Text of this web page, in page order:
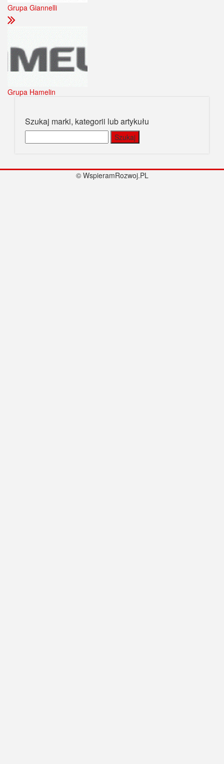
Grupa Giannelli
Grupa Hamelin
Szukaj marki, kategorii lub artykułu
© WspieramRozwoj.PL